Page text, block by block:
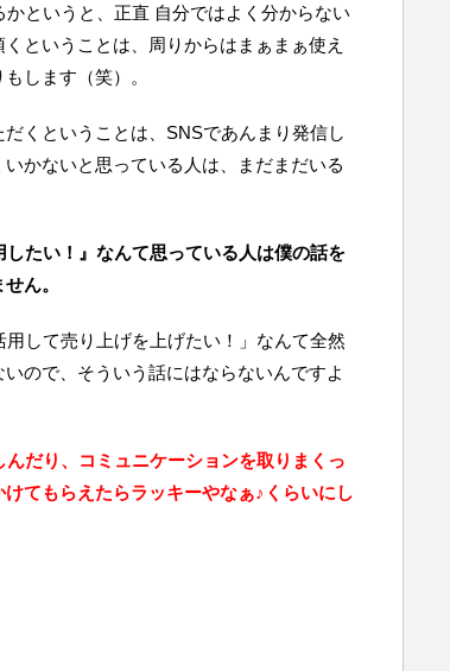
というと、正直 自分ではよく分からない
ということは、周りからはまぁまぁ使え
します（笑）。
くということは、SNSであんまり発信し
かないと思っている人は、まだまだいる
たい！』なんて思っている人は僕の話を
ん。
して売り上げを上げたい！」なんて全然
ので、そういう話にはならないんですよ
だり、コミュニケーションを取りまくっ
てもらえたらラッキーやなぁ♪くらいにし